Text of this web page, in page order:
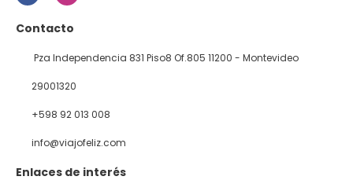
Contacto
Pza Independencia 831 Piso8 Of.805 11200 - Montevideo
29001320
+598 92 013 008
info@viajofeliz.com
Enlaces de interés